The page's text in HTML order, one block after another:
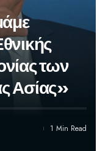
των
Ασίας»
1 Min Read